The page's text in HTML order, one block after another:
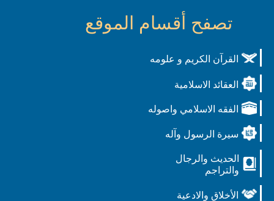
تصفح أقسام الموقع
القرآن الكريم و علومه
العقائد الاسلامية
الفقه الاسلامي واصوله
سيرة الرسول وآله
الحديث والرجال
والتراجم
الأخلاق والادعية